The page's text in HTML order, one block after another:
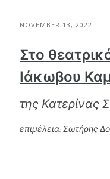
NOVEMBER 13, 2022
Στο
Ιάκωβου
της Κατερίνας
επιμέλεια: Σωτήρης